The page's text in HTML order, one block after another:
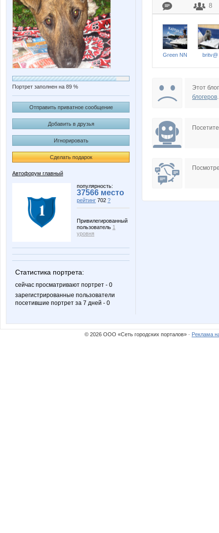
Портрет заполнен на 89 %
Отправить приватное сообщение
Добавить в друзья
Игнорировать
Сделать подарок
Автофорум главный
популярность:
37566 место
рейтинг 702 ?
Привилегированный
пользователь 1
уровня
Статистика портрета:
сейчас просматривают портрет - 0
зарегистрированные пользователи
посетившие портрет за 7 дней - 0
8
Green NN britv@
Этот
блогеров.
© 2026 ООО «Сеть городских порталов» · Реклама